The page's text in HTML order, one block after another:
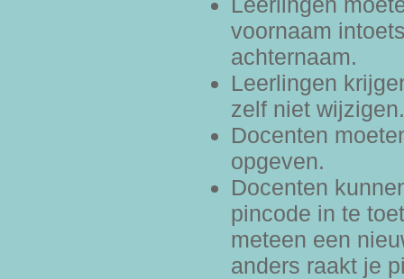
voornaam
achternaam.
Leerlingen
zelf niet
Docenten
opgeven.
Docenten
pincode in te
meteen een
anders raakt je